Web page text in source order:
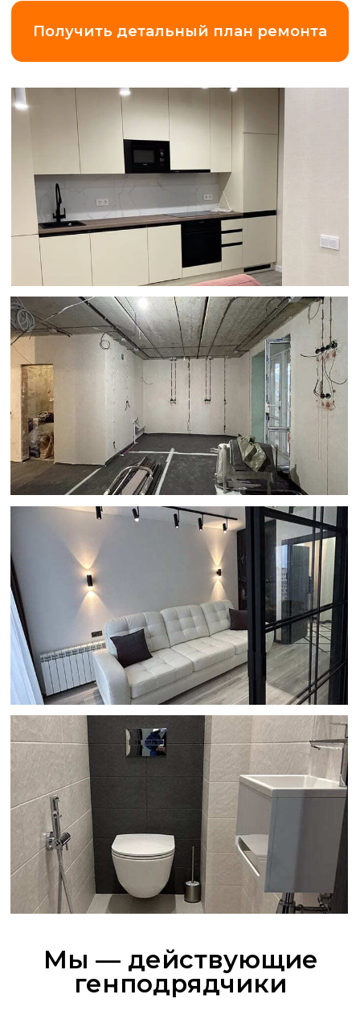
Точный замер и
смету.Максимальная прозрачность
и точность в подборе работ и
материалов.
Оценку реальных возможностей.
Сразу скажем, что можно сделать
в вашей квартире, а что — нет.
Не обещаем невозможного
по картинкам из интернета.
Четкий список материалов. Вы
купите только необходимые товары
Гарантии и команду под
руководством прораба
(при
заключении дальнейшего договора
на ремонт). Закрепляем команду
и даем официальную гарантию.
*Что вы получаете
за эти деньги?
Замер квартиры
5 000 ₽